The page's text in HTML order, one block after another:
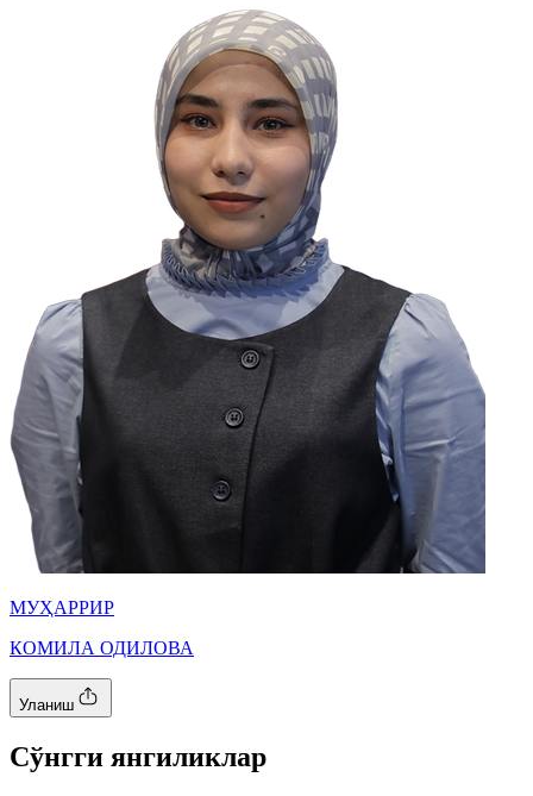
МУҲАРРИР
КОМИЛА ОДИЛОВА
Уланиш
Cўнгги янгиликлар